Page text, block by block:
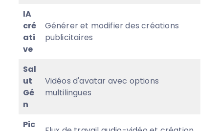
IA
cré
ati
ve
Générer et modifier des créations
publicitaires
Sal
ut
Gé
n
Vidéos d'avatar avec options
multilingues
Pic